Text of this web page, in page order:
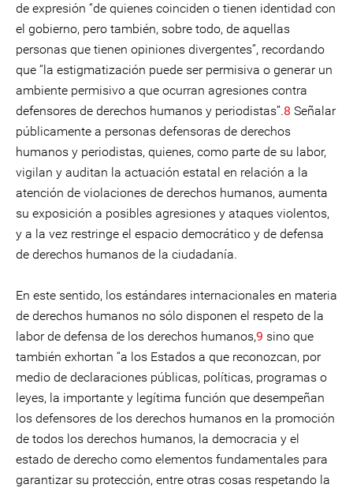
de expresión “de quienes coinciden o tienen identidad con
el gobierno, pero también, sobre todo, de aquellas
personas que tienen opiniones divergentes”, recordando
que “la estigmatización puede ser permisiva o generar un
ambiente permisivo a que ocurran agresiones contra
defensores de derechos humanos y periodistas”.8 Señalar
públicamente a personas defensoras de derechos
humanos y periodistas, quienes, como parte de su labor,
vigilan y auditan la actuación estatal en relación a la
atención de violaciones de derechos humanos, aumenta
su exposición a posibles agresiones y ataques violentos,
y a la vez restringe el espacio democrático y de defensa
de derechos humanos de la ciudadanía.
En este sentido, los estándares internacionales en materia
de derechos humanos no sólo disponen el respeto de la
labor de defensa de los derechos humanos,9 sino que
también exhortan “a los Estados a que reconozcan, por
medio de declaraciones públicas, políticas, programas o
leyes, la importante y legítima función que desempeñan
los defensores de los derechos humanos en la promoción
de todos los derechos humanos, la democracia y el
estado de derecho como elementos fundamentales para
garantizar su protección, entre otras cosas respetando la